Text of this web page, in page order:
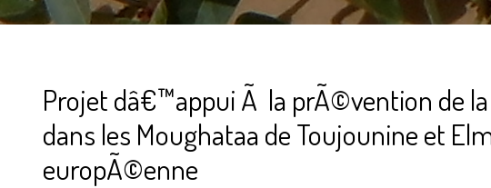
Projet dâ€™appui Ã la prÃ©vention de
dans les Moughataa de Toujounine et
europÃ©enne